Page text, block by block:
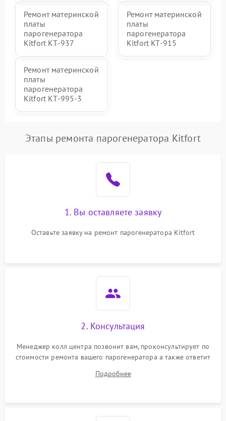
Ремонт материнской
платы
парогенератора
Kitfort КТ-937
Ремонт материнской
платы
парогенератора
Kitfort KT-915
Ремонт материнской
платы
парогенератора
Kitfort КТ-995-3
Этапы ремонта парогенератора Kitfort
1. Вы оставляете заявку
Оставьте заявку на ремонт парогенератора Kitfort
2. Консультация
Менеджер колл центра позвонит вам, проконсультирует по
стоимости ремонта вашего парогенератора а также ответит
Подробнее